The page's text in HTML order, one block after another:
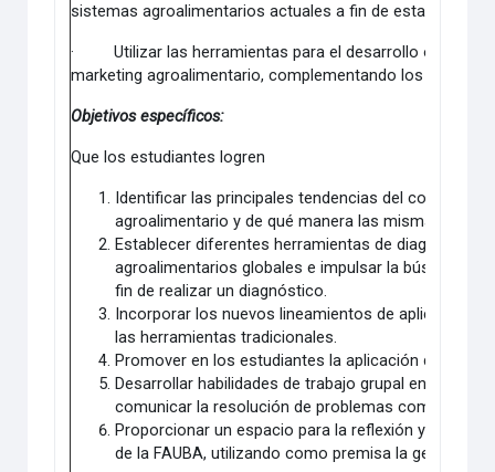
sistemas agroalimentarios actuales a fin de establecer
·Utilizar las herramientas para el desarrollo o la
marketing agroalimentario, complementando los
Objetivos específicos:
Que los estudiantes logren
Identificar las principales tendencias del consumo
agroalimentario y de qué manera las mismas
Establecer diferentes herramientas de diagnóstico
agroalimentarios globales e impulsar la búsqueda
fin de realizar un diagnóstico.
Incorporar los nuevos lineamientos de aplicación
las herramientas tradicionales.
Promover en los estudiantes la aplicación de
Desarrollar habilidades de trabajo grupal en
comunicar la resolución de problemas complejos.
Proporcionar un espacio para la reflexión y la
de la FAUBA, utilizando como premisa la